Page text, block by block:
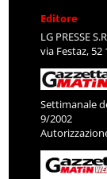
Editore
LG PRESSE
via Festaz, 52
Settimanale
9/2002